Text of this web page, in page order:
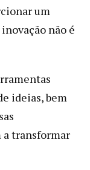
um
não é
ideias, bem
a transformar